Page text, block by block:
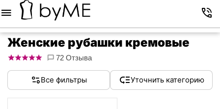
Женские рубашки кремовые
72 Отзыва
Все фильтры Уточнить категорию
Меню Корзина Контакты